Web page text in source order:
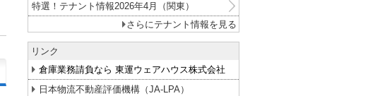
特選！テナント情報2026年4月（関東）
さらにテナント情報を見る
リンク
倉庫業務請負なら 東運ウェアハウス株式会社
日本物流不動産評価機構（JA-LPA）